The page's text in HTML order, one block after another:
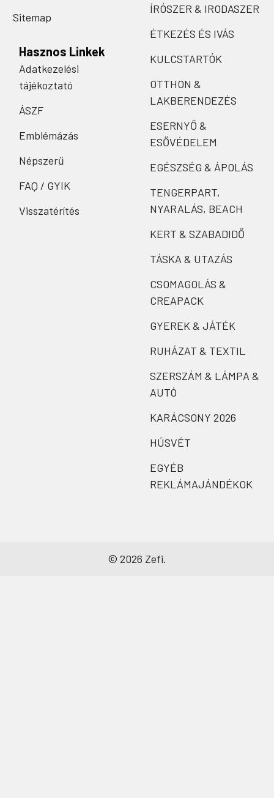
Sitemap
Hasznos Linkek
Adatkezelési
tájékoztató
ÁSZF
Emblémázás
Népszerű
FAQ / GYIK
Visszatérítés
ÍRÓSZER & IRODASZER
ÉTKEZÉS ÉS IVÁS
KULCSTARTÓK
OTTHON &
LAKBERENDEZÉS
ESERNYŐ &
ESŐVÉDELEM
EGÉSZSÉG & ÁPOLÁS
TENGERPART,
NYARALÁS, BEACH
KERT & SZABADIDŐ
TÁSKA & UTAZÁS
CSOMAGOLÁS &
CREAPACK
GYEREK & JÁTÉK
RUHÁZAT & TEXTIL
SZERSZÁM & LÁMPA &
AUTÓ
KARÁCSONY 2026
HÚSVÉT
EGYÉB
REKLÁMAJÁNDÉKOK
© 2026 Zefi.